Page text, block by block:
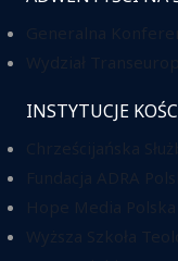
INSTYTUCJE